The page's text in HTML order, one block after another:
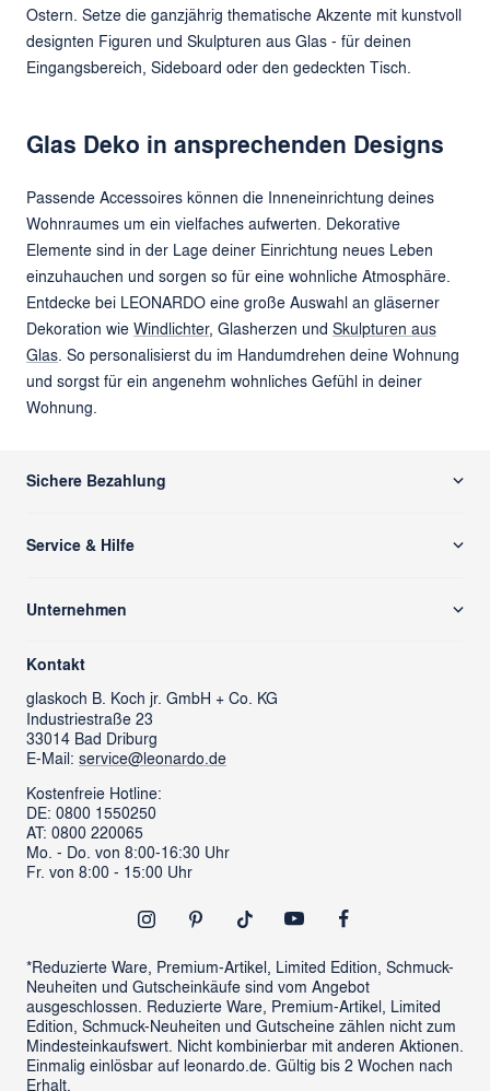
Ostern. Setze die ganzjährig thematische Akzente mit kunstvoll
designten Figuren und Skulpturen aus Glas - für deinen
Eingangsbereich, Sideboard oder den gedeckten Tisch.
Glas Deko in ansprechenden Designs
Passende Accessoires können die Inneneinrichtung deines
Wohnraumes um ein vielfaches aufwerten. Dekorative
Elemente sind in der Lage deiner Einrichtung neues Leben
einzuhauchen und sorgen so für eine wohnliche Atmosphäre.
Entdecke bei LEONARDO eine große Auswahl an gläserner
Dekoration wie Windlichter, Glasherzen und Skulpturen aus
Glas. So personalisierst du im Handumdrehen deine Wohnung
und sorgst für ein angenehm wohnliches Gefühl in deiner
Wohnung.
Sichere Bezahlung
Unternehmen
Über uns
glass cube
LEONARDO News
Karriere
Verantwortung
ProSales Gastronomie
LIVING Möbel
Newsletter
Service & Hilfe
Rücksendung/ Retoure
Kontaktformular
Ansprechpartner & Presse
LEONARDO Firmengeschenke
FAQs
Händlersuche
Retoure anmelden
Vertrag widerrufen
Kontakt
glaskoch B. Koch jr. GmbH + Co. KG
Industriestraße 23
33014 Bad Driburg
E-Mail: service@leonardo.de
Kostenfreie Hotline:
DE: 0800 1550250
AT: 0800 220065
Mo. - Do. von 8:00-16:30 Uhr
Fr. von 8:00 - 15:00 Uhr
*Reduzierte Ware, Premium-Artikel, Limited Edition, Schmuck-
Neuheiten und Gutscheinkäufe sind vom Angebot
ausgeschlossen. Reduzierte Ware, Premium-Artikel, Limited
Edition, Schmuck-Neuheiten und Gutscheine zählen nicht zum
Mindesteinkaufswert. Nicht kombinierbar mit anderen Aktionen.
Einmalig einlösbar auf leonardo.de. Gültig bis 2 Wochen nach
Erhalt.